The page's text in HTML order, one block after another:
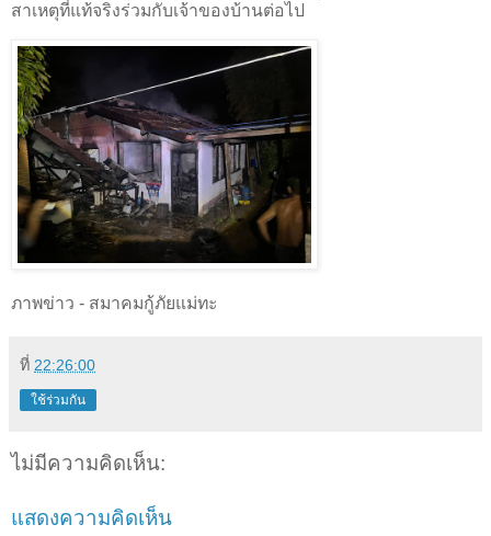
สาเหตุที่แท้จริงร่วมกับเจ้าของบ้านต่อไป
ภาพข่าว - สมาคมกู้ภัยแม่ทะ
ที่ 22:26:00
ใช้ร่วมกัน
ไม่มีความคิดเห็น:
แสดงความคิดเห็น